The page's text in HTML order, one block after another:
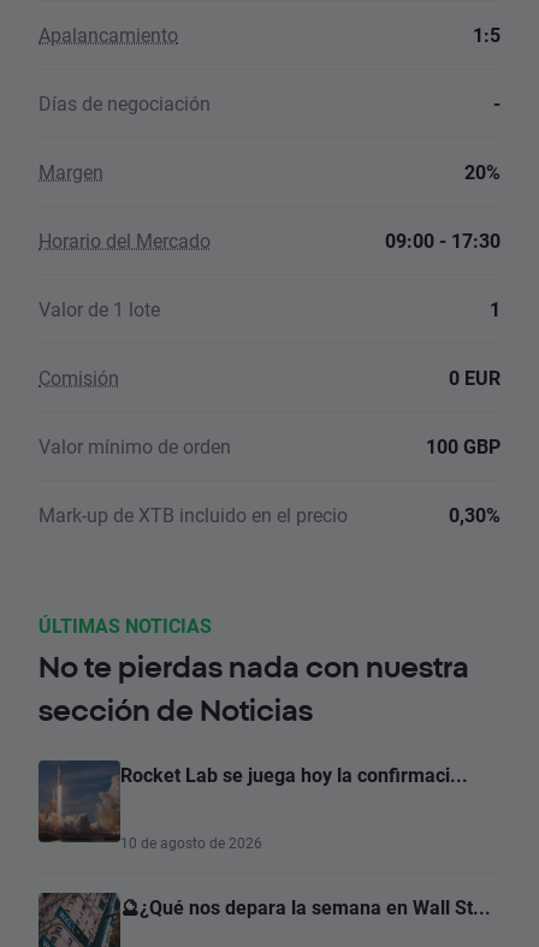
Apalancamiento 1:5
Días de negociación -
Margen 20%
Horario del Mercado 09:00 - 17:30
Valor de 1 lote 1
Comisión 0 EUR
Valor mínimo de orden 100 GBP
Mark-up de XTB incluido en el precio 0,30%
ÚLTIMAS NOTICIAS
No te pierdas nada con nuestra
sección de Noticias
Rocket Lab se juega hoy la confirmaci...
10 de agosto de 2026
🔮¿Qué nos depara la semana en Wall St...